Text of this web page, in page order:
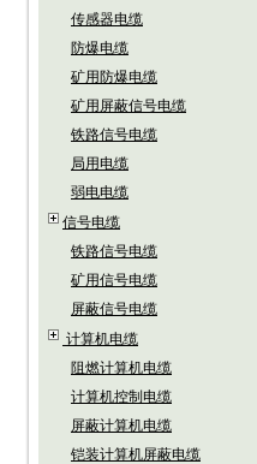
传感器电缆
防爆电缆
矿用防爆电缆
矿用屏蔽信号电缆
铁路信号电缆
局用电缆
弱电电缆
信号电缆
铁路信号电缆
矿用信号电缆
屏蔽信号电缆
计算机电缆
阻燃计算机电缆
计算机控制电缆
屏蔽计算机电缆
铠装计算机屏蔽电缆